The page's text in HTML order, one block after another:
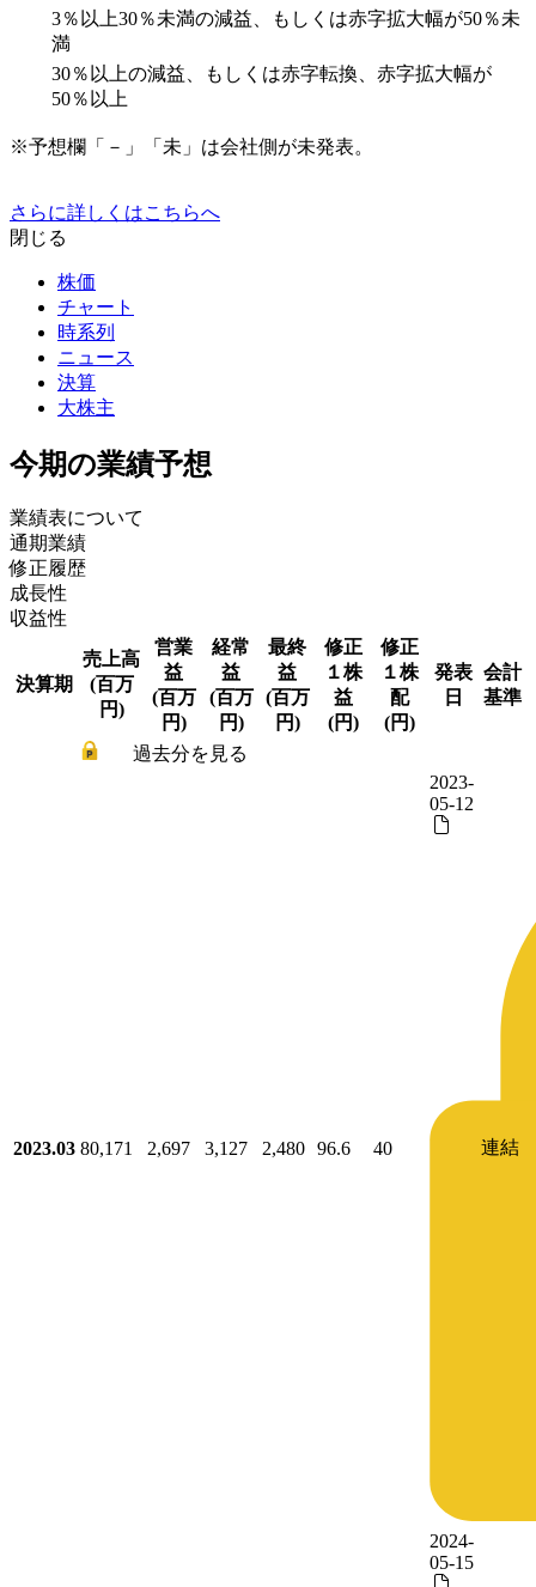
3％以上30％未満の減益、もしくは赤字拡大幅が50％未
満
30％以上の減益、もしくは赤字転換、赤字拡大幅が
50％以上
※予想欄「－」「未」は会社側が未発表。
さらに詳しくはこちらへ
閉じる
株価
チャート
時系列
ニュース
決算
大株主
今期の業績予想
業績表について
通期業績
修正履歴
成長性
収益性
決算期
売上高
(百万
円)
営業
益
(百万
円)
経常
益
(百万
円)
最終
益
(百万
円)
修正
１株
益
(円)
修正
１株
配
(円)
発表
日
会計
基準
過去分を見る
2023.03 80,171 2,697 3,127 2,480 96.6 40
2023-
05-12
連結
2024-
05-15